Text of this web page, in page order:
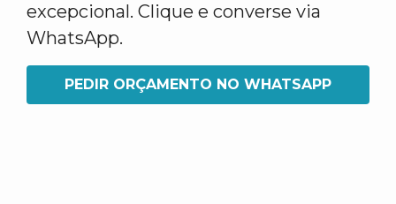
excepcional. Clique e converse via
WhatsApp.
PEDIR ORÇAMENTO NO WHATSAPP